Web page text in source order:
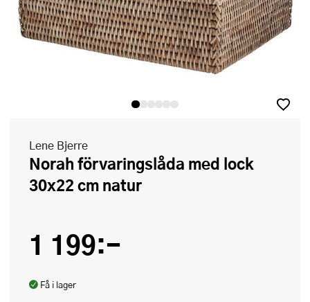
Lene Bjerre
Norah förvaringslåda med lock
30x22 cm natur
1 199:-
Få i lager